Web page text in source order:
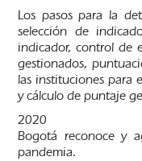
Los pasos para la
selección de
indicador, control de
gestionados,
las instituciones para
y cálculo de puntaje
2020
Bogotá reconoce y
pandemia.